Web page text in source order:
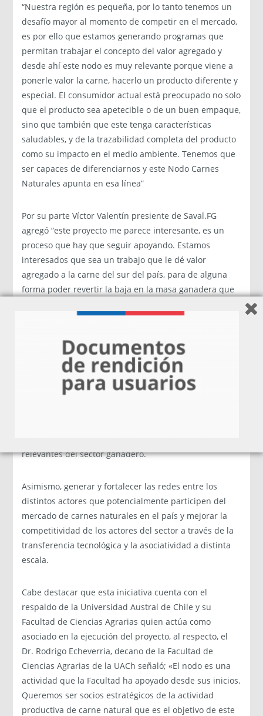
“Nuestra región es pequeña, por lo tanto tenemos un
desafío mayor al momento de competir en el mercado,
es por ello que estamos generando programas que
permitan trabajar el concepto del valor agregado y
desde ahí este nodo es muy relevante porque viene a
ponerle valor la carne, hacerlo un producto diferente y
especial. El consumidor actual está preocupado no solo
que el producto sea apetecible o de un buen empaque,
sino que también que este tenga características
saludables, y de la trazabilidad completa del producto
como su impacto en el medio ambiente. Tenemos que
ser capaces de diferenciarnos y este Nodo Carnes
Naturales apunta en esa línea”
Por su parte Víctor Valentín presiente de Saval.FG
agregó “este proyecto me parece interesante, es un
proceso que hay que seguir apoyando. Estamos
interesados que sea un trabajo que le dé valor
agregado a la carne del sur del país, para de alguna
forma poder revertir la baja en la masa ganadera que
duración de un año, tiene como objetivo además
identificar el estado actual de los productores, sus
redes y brechas para avanzar a fortalecer un mercado
de carnes naturales en el país; conocer el estado
relevantes del sector ganadero.
Asimismo, generar y fortalecer las redes entre los
distintos actores que potencialmente participen del
mercado de carnes naturales en el país y mejorar la
competitividad de los actores del sector a través de la
transferencia tecnológica y la asociatividad a distinta
escala.
Cabe destacar que esta iniciativa cuenta con el
respaldo de la Universidad Austral de Chile y su
Facultad de Ciencias Agrarias quien actúa como
asociado en la ejecución del proyecto, al respecto, el
Dr. Rodrigo Echeverria, decano de la Facultad de
Ciencias Agrarias de la UACh señaló; «El nodo es una
actividad que la Facultad ha apoyado desde sus inicios.
Queremos ser socios estratégicos de la actividad
productiva de carne natural que es el objetivo de este